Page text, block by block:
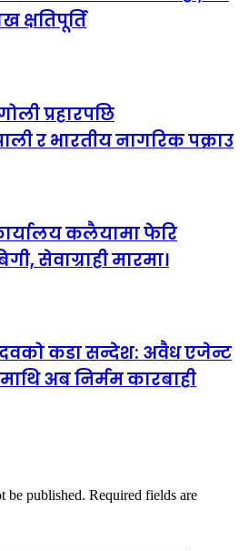
क्षतिपूर्ति
प्रहारपछि
र भारतीय नागरिक पक्राउ
कलैयामा फेरि
सेवाग्राही मारमा।
कडा सन्देश: अवैध एजेन्ट
अब निर्मम कारबाही
be published. Required fields are